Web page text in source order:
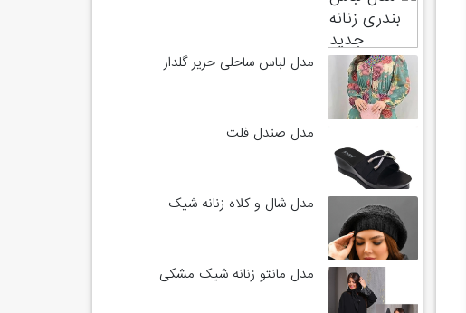
مدل لباس ساحلی حریر گلدار
مدل صندل فلت
مدل شال و کلاه زنانه شیک
مدل مانتو زنانه شیک مشکی